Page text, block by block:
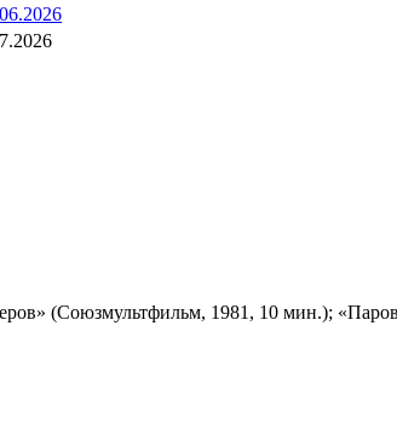
(Союзмультфильм, 1981, 10 мин.);